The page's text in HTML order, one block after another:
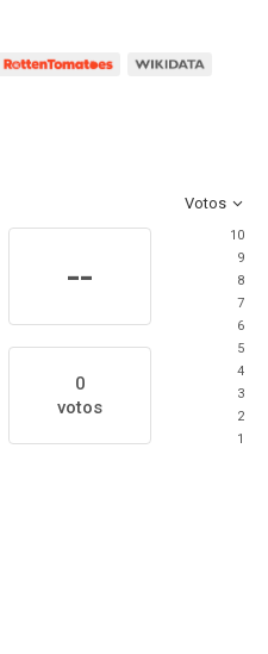
Votos
--
0
votos
10
9
8
7
6
5
4
3
2
1